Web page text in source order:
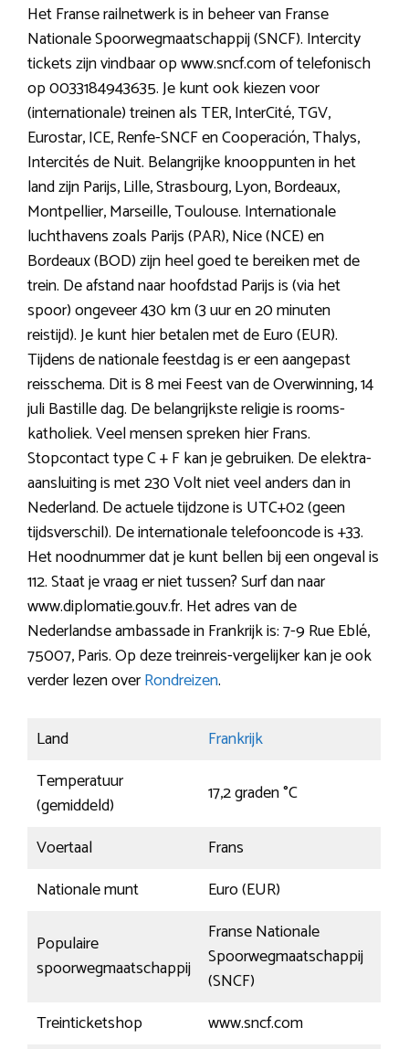
Het Franse railnetwerk is in beheer van Franse
Nationale Spoorwegmaatschappij (SNCF). Intercity
tickets zijn vindbaar op www.sncf.com of telefonisch
op 0033184943635. Je kunt ook kiezen voor
(internationale) treinen als TER, InterCité, TGV,
Eurostar, ICE, Renfe-SNCF en Cooperación, Thalys,
Intercités de Nuit. Belangrijke knooppunten in het
land zijn Parijs, Lille, Strasbourg, Lyon, Bordeaux,
Montpellier, Marseille, Toulouse. Internationale
luchthavens zoals Parijs (PAR), Nice (NCE) en
Bordeaux (BOD) zijn heel goed te bereiken met de
trein. De afstand naar hoofdstad Parijs is (via het
spoor) ongeveer 430 km (3 uur en 20 minuten
reistijd). Je kunt hier betalen met de Euro (EUR).
Tijdens de nationale feestdag is er een aangepast
reisschema. Dit is 8 mei Feest van de Overwinning, 14
juli Bastille dag. De belangrijkste religie is rooms-
katholiek. Veel mensen spreken hier Frans.
Stopcontact type C + F kan je gebruiken. De elektra-
aansluiting is met 230 Volt niet veel anders dan in
Nederland. De actuele tijdzone is UTC+02 (geen
tijdsverschil). De internationale telefooncode is +33.
Het noodnummer dat je kunt bellen bij een ongeval is
112. Staat je vraag er niet tussen? Surf dan naar
www.diplomatie.gouv.fr. Het adres van de
Nederlandse ambassade in Frankrijk is: 7-9 Rue Eblé,
75007, Paris. Op deze treinreis-vergelijker kan je ook
verder lezen overRondreizen.
Land
Frankrijk
Temperatuur
(gemiddeld)
17,2 graden °C
Voertaal
Frans
Nationale munt
Euro (EUR)
Populaire
spoorwegmaatschappij
Franse Nationale
Spoorwegmaatschappij
(SNCF)
Treinticketshop
www.sncf.com